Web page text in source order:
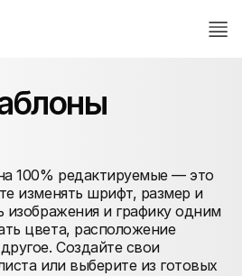
100% редактируемые — это
изменять шрифт, размер и
изображения и графику одним
цвета, расположение
Создайте свои
или выберите из готовых